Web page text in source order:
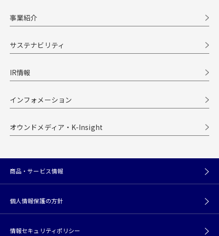
事業紹介
サステナビリティ
IR情報
インフォメーション
オウンドメディア・K-Insight
商品・サービス情報
個人情報保護の方針
情報セキュリティポリシー